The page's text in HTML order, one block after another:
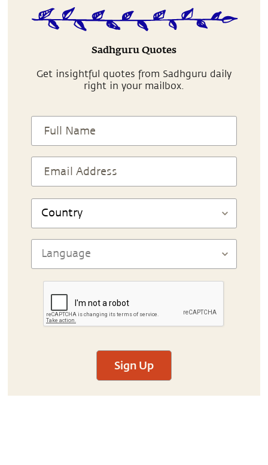
Sadhguru Quotes
Get insightful quotes from Sadhguru daily
right in your mailbox.
Sign Up